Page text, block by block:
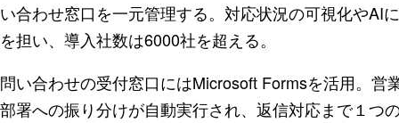
い合わせ窓口を一元管理する。対応状況の可視化やAI
を担い、導入社数は6000社を超える。
問い合わせの受付窓口にはMicrosoft Formsを活用。
部署への振り分けが自動実行され、返信対応まで１つ